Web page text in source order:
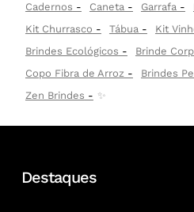
Cadernos
Caneta Garrafa
Kit Churrasco
Tábua
Kit
Brindes Ecológicos
Brinde
Copo Fibra de Arroz
Brindes
Zen Brindes
✨
Destaques